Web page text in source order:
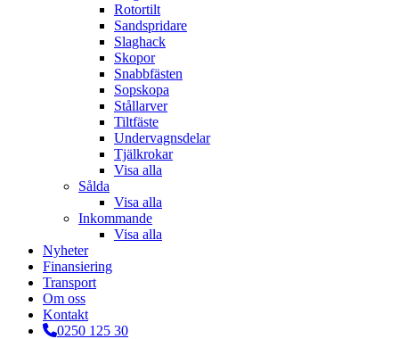
Rotortilt
Sandspridare
Slaghack
Skopor
Snabbfästen
Sopskopa
Stållarver
Tiltfäste
Undervagnsdelar
Tjälkrokar
Visa alla
Sålda
Visa alla
Inkommande
Visa alla
Nyheter
Finansiering
Transport
Om oss
Kontakt
0250 125 30